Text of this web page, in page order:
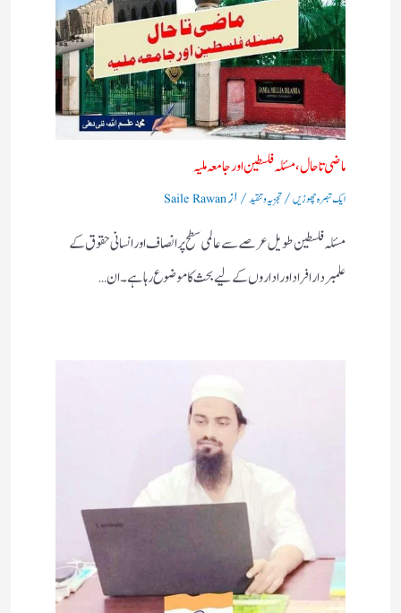
ماضی تا حال، مسئلہ فلسطین اور جامعہ ملیہ
ایک تبصرہ چھوڑیں/تجزیہ و تنقید/ ازSaile Rawan
مسئلہ فلسطین طویل عرصے سے عالمی سطح پر انصاف اور انسانی حقوق کے
علمبردار افراد اور اداروں کے لیے بحث کا موضوع رہا ہے۔ ان…